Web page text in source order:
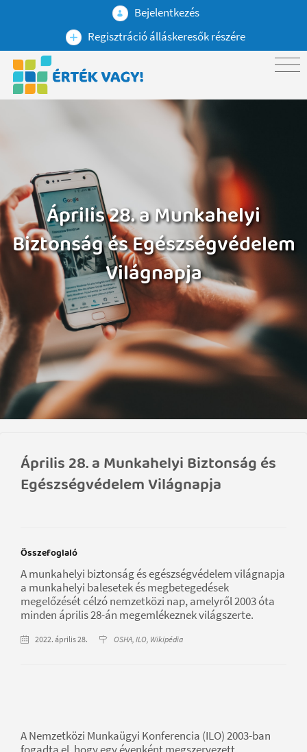
Bejelentkezés
Regisztráció álláskeresők részére
Április 28. a Munkahelyi
Biztonság és Egészségvédelem
Világnapja
Április 28. a Munkahelyi Biztonság és
Egészségvédelem Világnapja
Összefoglaló
A munkahelyi biztonság és egészségvédelem világnapja
a munkahelyi balesetek és megbetegedések
megelőzését célzó nemzetközi nap, amelyről 2003 óta
minden április 28-án megemlékeznek világszerte.
2022. április 28. OSHA, ILO, Wikipédia
A Nemzetközi Munkaügyi Konferencia (ILO) 2003-ban